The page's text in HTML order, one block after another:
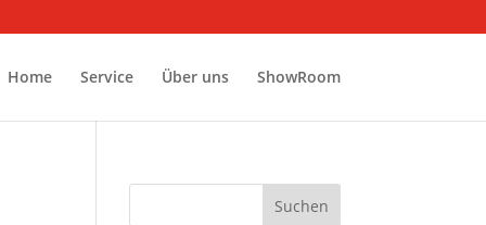
Home Service Über uns ShowRoom